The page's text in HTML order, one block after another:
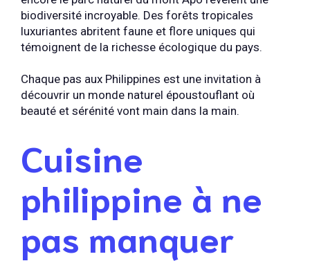
biodiversité incroyable. Des forêts tropicales
luxuriantes abritent faune et flore uniques qui
témoignent de la richesse écologique du pays.
Chaque pas aux Philippines est une invitation à
découvrir un monde naturel époustouflant où
beauté et sérénité vont main dans la main.
Cuisine
philippine à ne
pas manquer